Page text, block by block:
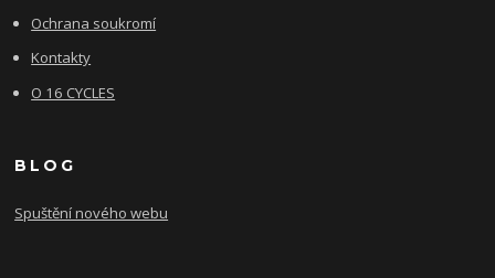
Ochrana soukromí
Kontakty
O 16 CYCLES
BLOG
Spuštění nového webu